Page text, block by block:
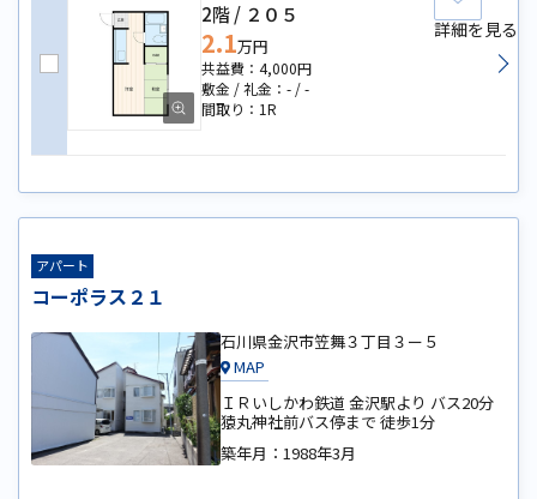
2階 ２０５
2.1万円
4,000円
-
-
1R
詳細を見る
アパート
コーポラス２１
石川県金沢市笠舞３丁目３ー５
MAP
ＩＲいしかわ鉄道 金沢駅より バス20分
猿丸神社前バス停まで 徒歩1分
築年月：1988年3月